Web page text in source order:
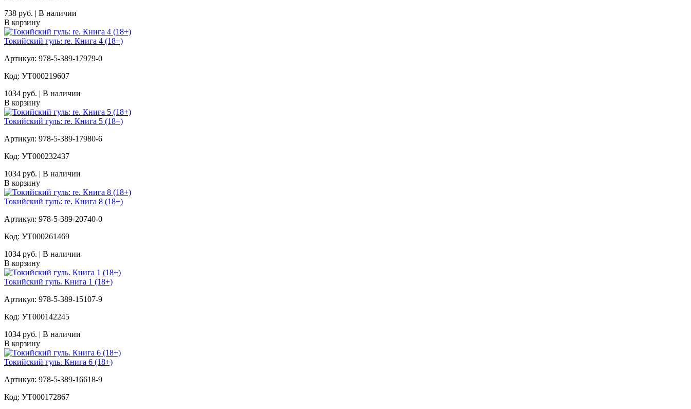
738 руб. | В наличии
В корзину
Токийский гуль: re. Книга 4 (18+)
Артикул: 978-5-389-17979-0
Код: УТ000219607
1034 руб. | В наличии
В корзину
Токийский гуль: re. Книга 5 (18+)
Артикул: 978-5-389-17980-6
Код: УТ000232437
1034 руб. | В наличии
В корзину
Токийский гуль: re. Книга 8 (18+)
Артикул: 978-5-389-20740-0
Код: УТ000261469
1034 руб. | В наличии
В корзину
Токийский гуль. Книга 1 (18+)
Артикул: 978-5-389-15107-9
Код: УТ000142245
1034 руб. | В наличии
В корзину
Токийский гуль. Книга 6 (18+)
Артикул: 978-5-389-16618-9
Код: УТ000172867